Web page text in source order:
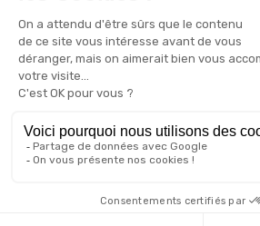
Compétences professionnelles
© Copyright 2026 Bilan de